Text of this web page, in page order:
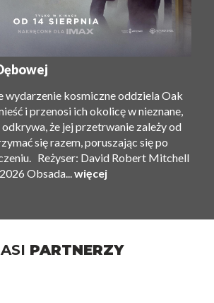
wydarzenie kosmiczne oddziela Oak
i przenosi ich okolicę w nieznane,
że ​​jej przetrwanie zależy od
się razem, poruszając się po
Reżyser: David Robert Mitchell
Obsada...więcej
PARTNERZY